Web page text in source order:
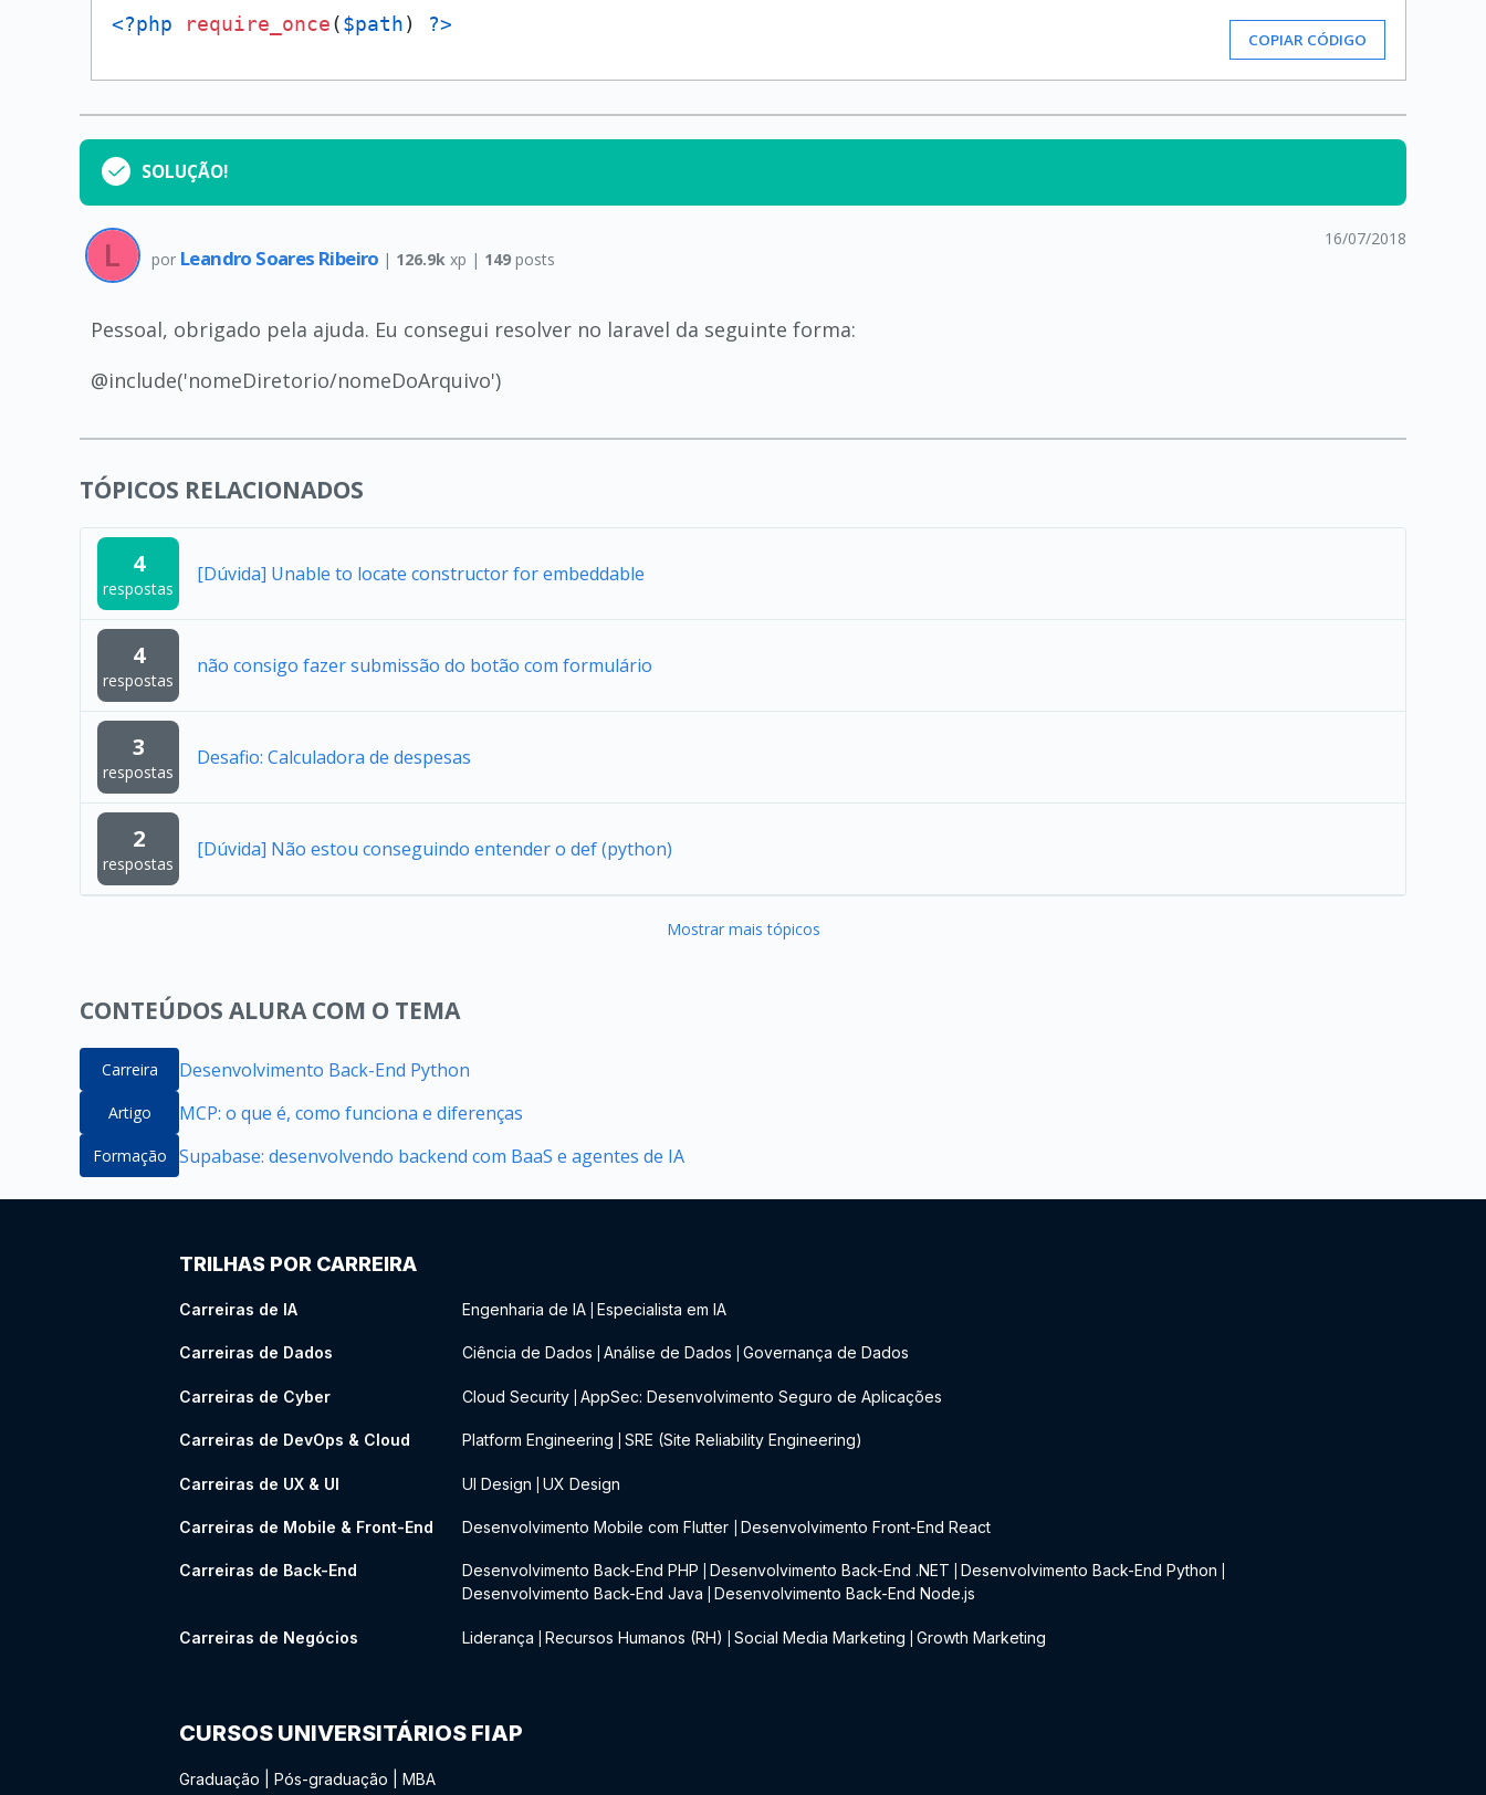
<?php require_once($path) ?>
COPIAR CÓDIGO
SOLUÇÃO!
por Leandro Soares Ribeiro | 126.9k xp | 149 posts
16/07/2018
Pessoal, obrigado pela ajuda. Eu consegui resolver no laravel da seguinte forma:
@include('nomeDiretorio/nomeDoArquivo')
TÓPICOS RELACIONADOS
4
respostas
[Dúvida] Unable to locate constructor for embeddable
4
respostas
não consigo fazer submissão do botão com formulário
3
respostas
Desafio: Calculadora de despesas
2
respostas
[Dúvida] Não estou conseguindo entender o def (python)
Mostrar mais tópicos
CONTEÚDOS ALURA COM O TEMA
Carreira Desenvolvimento Back-End Python
Artigo MCP: o que é, como funciona e diferenças
Formação Supabase: desenvolvendo backend com BaaS e agentes de IA
TRILHAS POR CARREIRA
Carreiras de IA Engenharia de IA Especialista em IA
Carreiras de Dados Ciência de Dados Análise de Dados Governança de Dados
Carreiras de Cyber Cloud Security AppSec: Desenvolvimento Seguro de Aplicações
Carreiras de DevOps & Cloud Platform Engineering SRE (Site Reliability Engineering)
Carreiras de UX & UI UI Design UX Design
Carreiras de Mobile & Front-End Desenvolvimento Mobile com Flutter Desenvolvimento Front-End React
Carreiras de Back-End Desenvolvimento Back-End PHP Desenvolvimento Back-End .NET Desenvolvimento Back-End Python
Desenvolvimento Back-End Java Desenvolvimento Back-End Node.js
Carreiras de Negócios Liderança Recursos Humanos (RH) Social Media Marketing Growth Marketing
CURSOS UNIVERSITÁRIOS FIAP
Graduação Pós-graduação MBA